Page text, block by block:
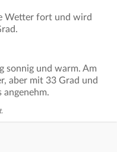
Wetter fort und wird
sonnig und warm. Am
aber mit 33 Grad und
angenehm.